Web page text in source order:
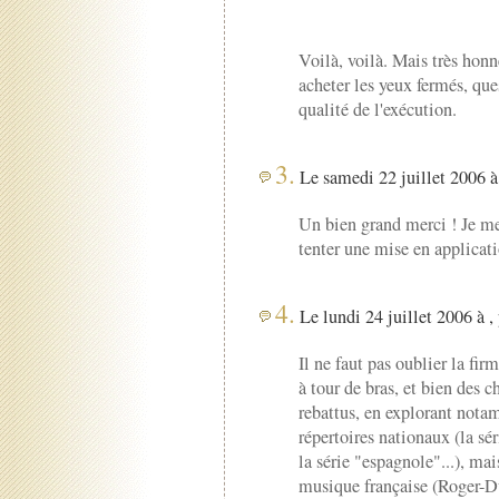
Voilà, voilà. Mais très
acheter les yeux fermés,
qualité de l'exécution.
3. Le samedi 22 juillet 2006
Un bien grand merci ! Je
tenter une mise en
4. Le lundi 24 juillet 2006 à
Il ne faut pas oublier la
à tour de bras, et bien des
rebattus, en explorant
répertoires nationaux (la
la série "espagnole"...),
musique française (Roger-